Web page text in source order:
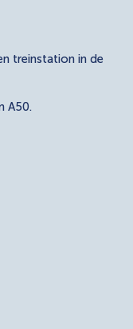
treinstation in de
A50.